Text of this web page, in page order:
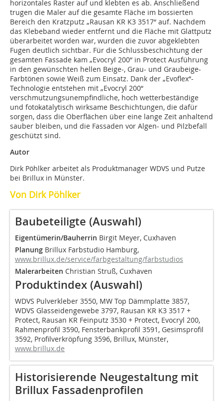
horizontales Raster auf und klebten es ab. Anschließend
trugen die Maler auf die gesamte Fläche im bossierten
Bereich den Kratzputz „Rausan KR K3 3517“ auf. Nachdem
das Klebeband wieder entfernt und die Fläche mit Glattputz
überarbeitet worden war, wurden die zuvor abgeklebten
Fugen deutlich sichtbar. Für die Schlussbeschichtung der
gesamten Fassade kam „Evocryl 200“ in Protect Ausführung
in den gewünschten hellen Beige-, Grau- und Graubeige-
Farbtönen sowie Weiß zum Einsatz. Dank der „Evoflex“-
Technologie entstehen mit „Evocryl 200“
verschmutzungsunempfindliche, hoch wetterbeständige
und fotokatalytisch wirksame Beschichtungen, die dafür
sorgen, dass die Oberflächen über eine lange Zeit anhaltend
sauber bleiben, und die Fassaden vor Algen- und Pilzbefall
geschützt sind.
Autor
Dirk Pöhlker arbeitet als Produktmanager WDVS und Putze
bei Brillux in Münster.
Von Dirk Pöhlker
Baubeteiligte (Auswahl)
Eigentümerin/Bauherrin Birgit Meyer, Cuxhaven
Planung Brillux Farbstudio Hamburg,
www.brillux.de/service/farbgestaltung/farbstudios
Malerarbeiten Christian Struß, Cuxhaven
Produktindex (Auswahl)
WDVS Pulverkleber 3550, MW Top Dämmplatte 3857,
WDVS Glasseidengewebe 3797, Rausan KR K3 3517 +
Protect, Rausan KR Feinputz 3530 + Protect, Evocryl 200,
Rahmenprofil 3590, Fensterbankprofil 3591, Gesimsprofil
3592, Profilverkröpfung 3596, Brillux, Münster,
www.brillux.de
Historisierende Neugestaltung mit
Brillux Fassadenprofilen